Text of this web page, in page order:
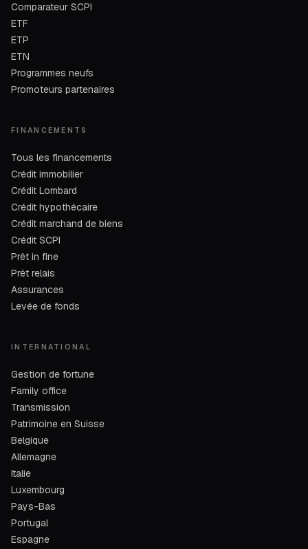
Comparateur SCPI
ETF
ETP
ETN
Programmes neufs
Promoteurs partenaires
FINANCEMENTS
Tous les financements
Crédit immobilier
Crédit Lombard
Crédit hypothécaire
Crédit marchand de biens
Crédit SCPI
Prêt in fine
Prêt relais
Assurances
Levée de fonds
INTERNATIONAL
Gestion de fortune
Family office
Transmission
Patrimoine en Suisse
Belgique
Allemagne
Italie
Luxembourg
Pays-Bas
Portugal
Espagne